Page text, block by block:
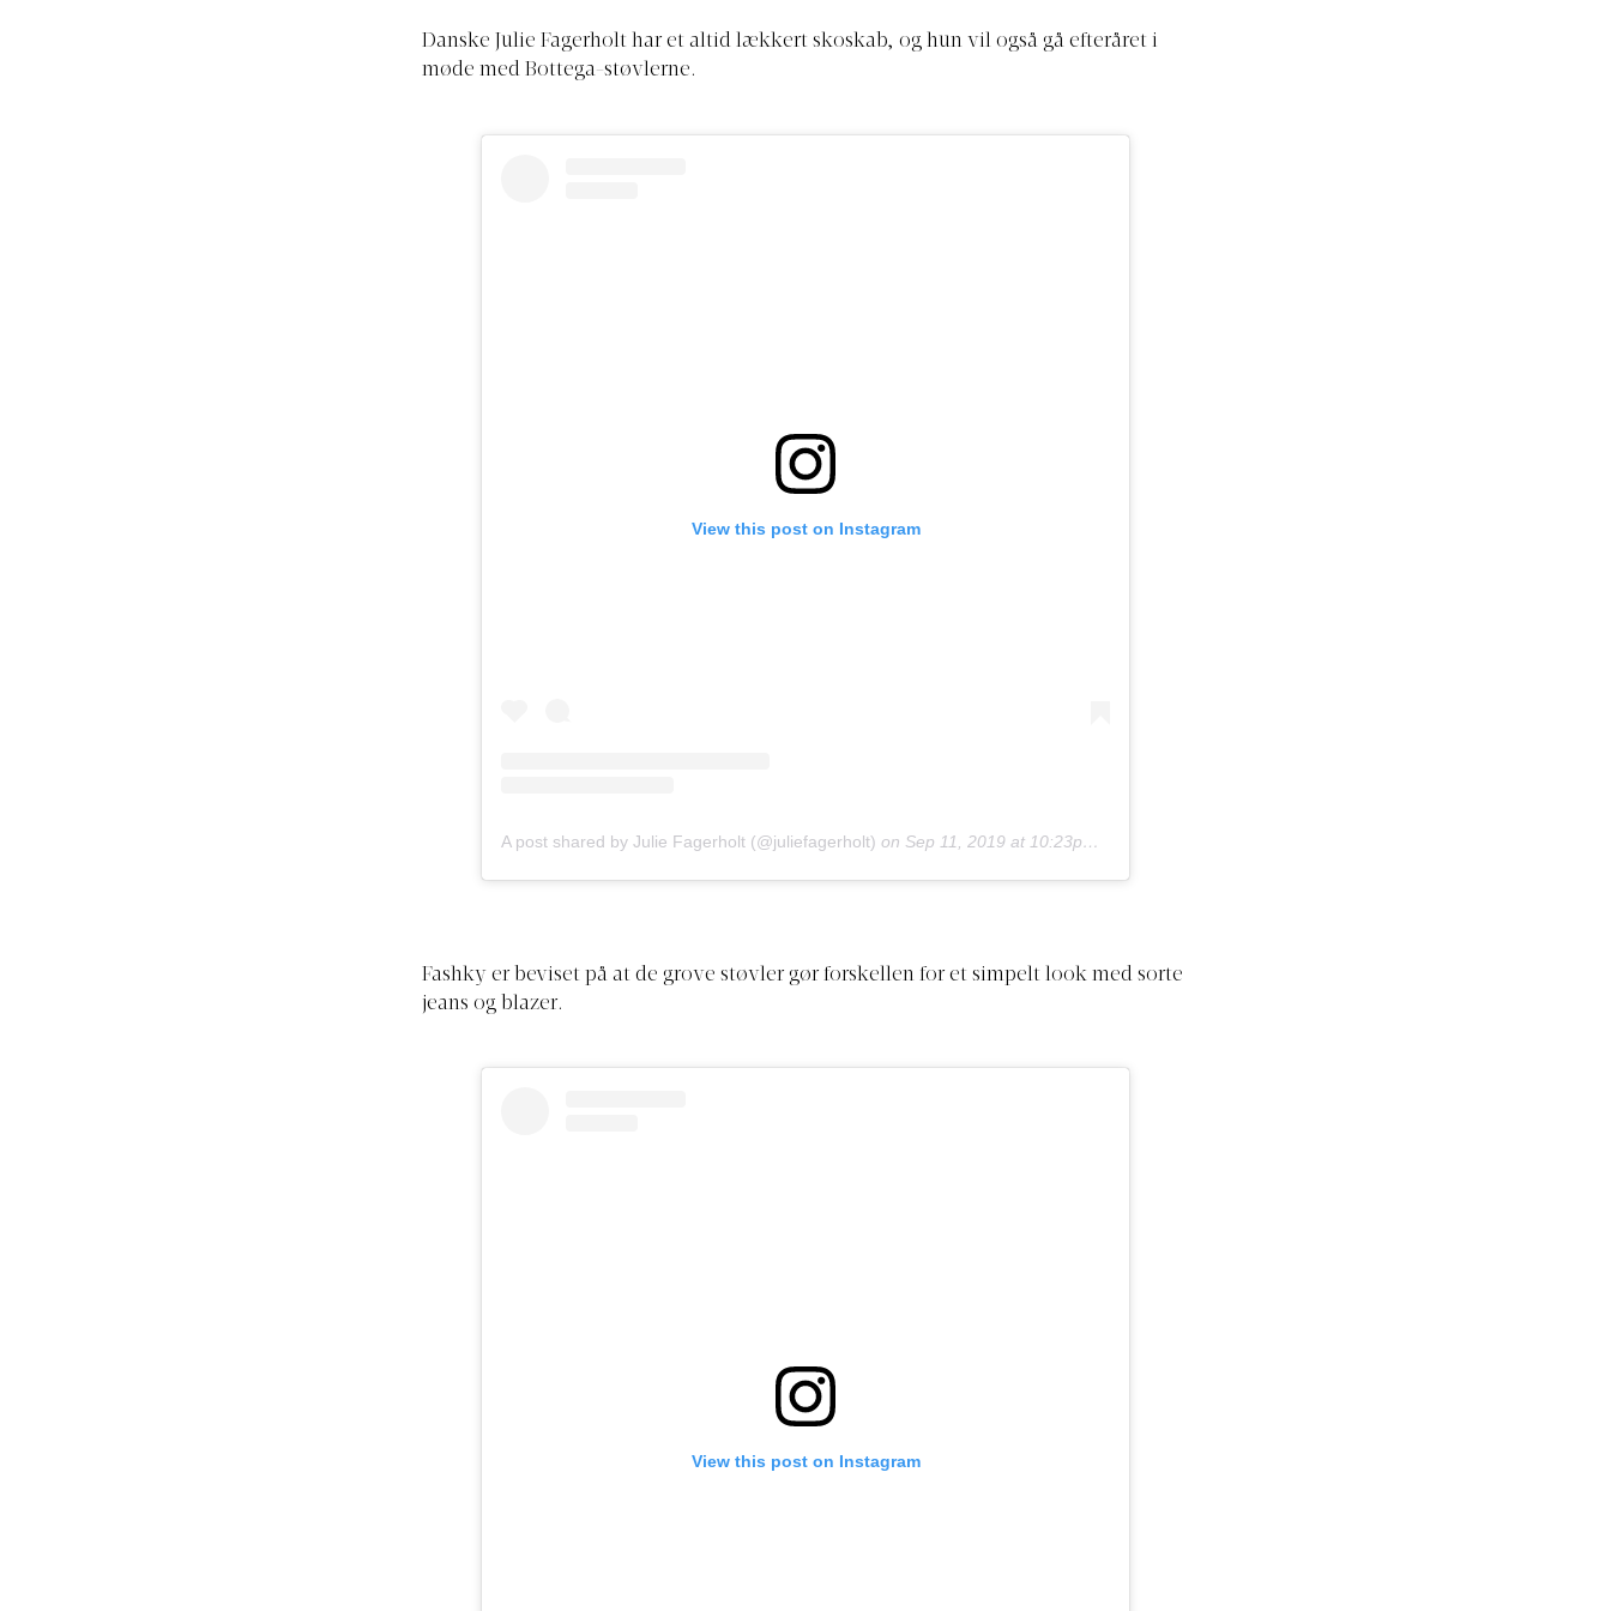
Danske Julie Fagerholt har et altid lækkert skoskab, og hun vil også gå efteråret i
møde med Bottega-støvlerne.
View this post on Instagram
A post shared by Julie Fagerholt (@juliefagerholt) on Sep 11, 2019 at 10:23pm PDT
Fashky er beviset på at de grove støvler gør forskellen for et simpelt look med sorte
jeans og blazer.
View this post on Instagram